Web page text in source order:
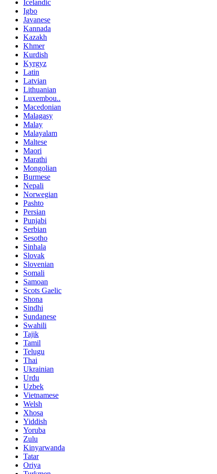
Icelandic
Igbo
Javanese
Kannada
Kazakh
Khmer
Kurdish
Kyrgyz
Latin
Latvian
Lithuanian
Luxembou..
Macedonian
Malagasy
Malay
Malayalam
Maltese
Maori
Marathi
Mongolian
Burmese
Nepali
Norwegian
Pashto
Persian
Punjabi
Serbian
Sesotho
Sinhala
Slovak
Slovenian
Somali
Samoan
Scots Gaelic
Shona
Sindhi
Sundanese
Swahili
Tajik
Tamil
Telugu
Thai
Ukrainian
Urdu
Uzbek
Vietnamese
Welsh
Xhosa
Yiddish
Yoruba
Zulu
Kinyarwanda
Tatar
Oriya